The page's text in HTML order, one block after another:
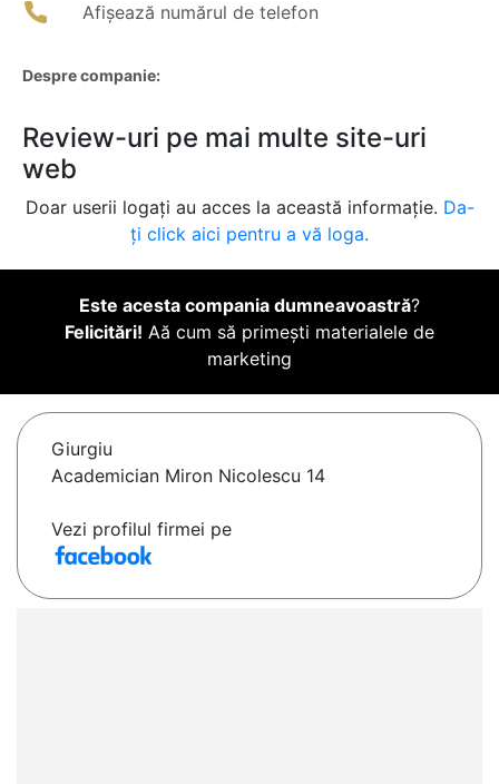
Afișează numărul de telefon
Despre companie:
Review-uri pe mai multe site-uri
web
Doar userii logați au acces la această informație. Da-
ți click aici pentru a vă loga.
Este acesta compania dumneavoastră?
Felicitări! Aă cum să primești materialele de
marketing
Giurgiu
Academician Miron Nicolescu 14
Vezi profilul firmei pe